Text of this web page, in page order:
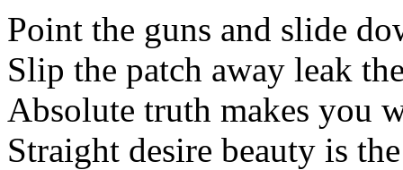
Point the guns and slide
Slip the patch away leak
Absolute truth makes you
Straight desire beauty is